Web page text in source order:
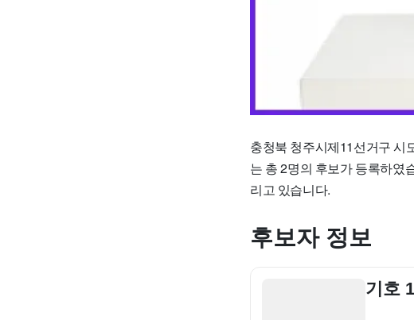
충청북 청주시제11선거구 시
는 총 2명의 후보가 등록하였
리고 있습니다.
후보자 정보
기호 1